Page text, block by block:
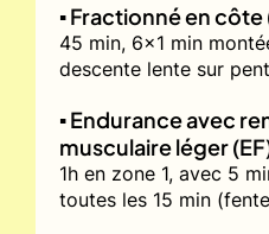
▪️ Fractionné en
45 min, 6x1 min
descente lente sur
▪️ Endurance avec
musculaire léger
1h en zone 1, avec 5
toutes les 15 min